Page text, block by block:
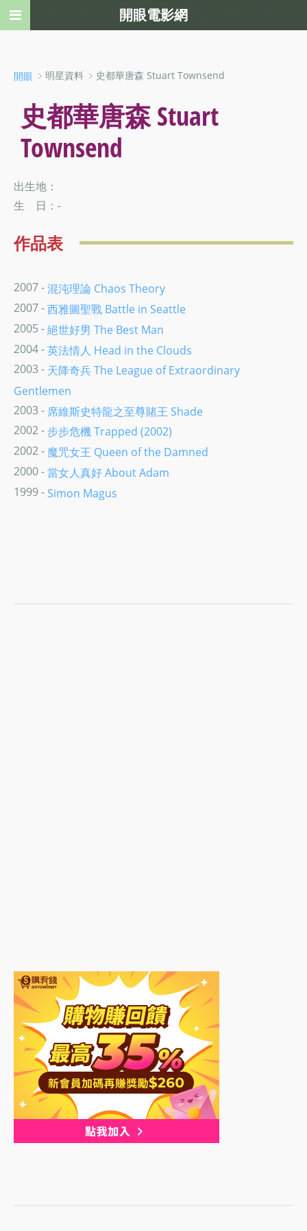
開眼 ﹥明星資料 ﹥史都華唐森 Stuart Townsend
史都華唐森 Stuart
Townsend
出生地：
生 日：-
作品表
2007 -混沌理論 Chaos Theory
2007 -西雅圖聖戰 Battle in Seattle
2005 -絕世好男 The Best Man
2004 -英法情人 Head in the Clouds
2003 - 天降奇兵 The League of Extraordinary
Gentlemen
2003 - 席維斯史特龍之至尊賭王 Shade
2002 - 步步危機 Trapped (2002)
2002 - 魔咒女王 Queen of the Damned
2000 -當女人真好 About Adam
1999 - Simon Magus
開眼電影網